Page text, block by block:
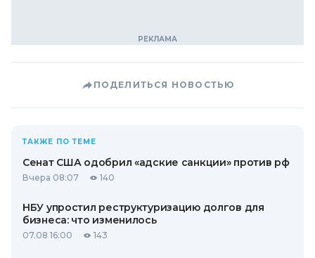
ПОДЕЛИТЬСЯ НОВОСТЬЮ
ТАКЖЕ ПО ТЕМЕ
Сенат США одобрил «адские санкции» против рф
Вчера 08:07 140
НБУ упростил реструктуризацию долгов для
бизнеса: что изменилось
07.08 16:00 143